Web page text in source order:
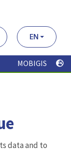
EN
MOBIGIS
data and to